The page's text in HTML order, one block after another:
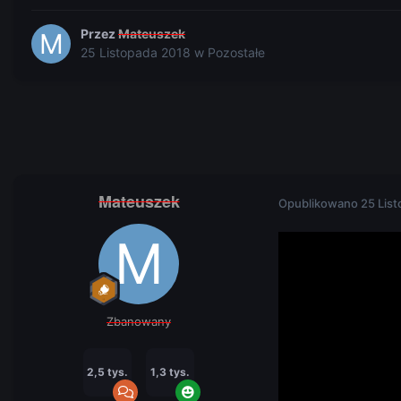
Przez Mateuszek
25 Listopada 2018 w Pozostałe
Mateuszek
Zbanowany
2,5 tys. 1,3 tys.
Opublikowano 25